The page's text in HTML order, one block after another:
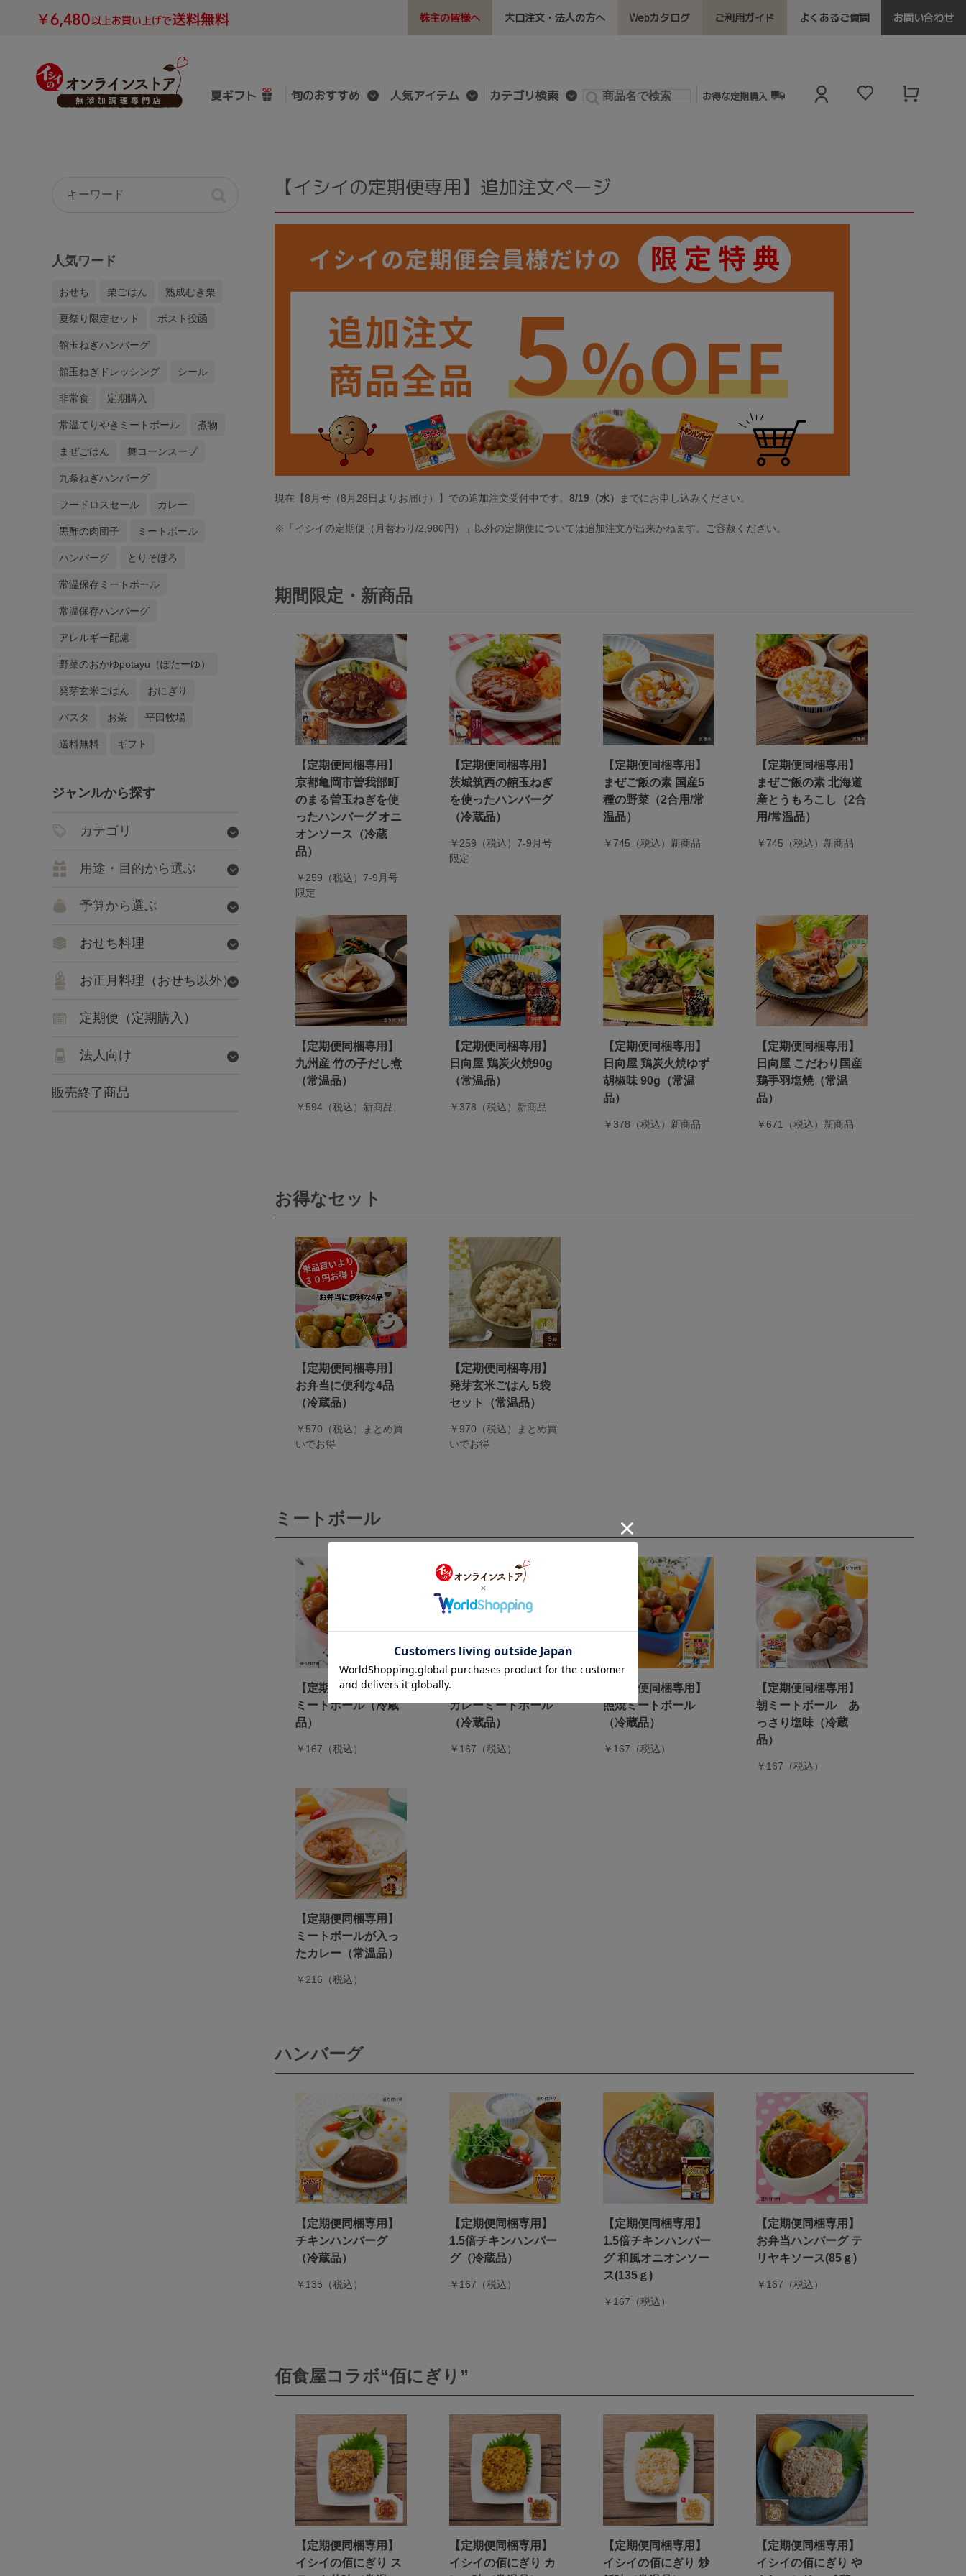
株主の皆様へ 大口注文・法人の方へ Webカタログ ご利用ガイド よくあるご質問 お問い合わせ
夏ギフト 旬のおすすめ 人気アイテム カテゴリ検索 お得な定期購入
人気ワード
おせち 栗ごはん 熟成むき栗
夏祭り限定セット ポスト投函
館玉ねぎハンバーグ
館玉ねぎドレッシング シール
非常食 定期購入
常温てりやきミートボール 煮物
まぜごはん 舞コーンスープ
九条ねぎハンバーグ
フードロスセール カレー
黒酢の肉団子 ミートボール
ハンバーグ とりそぼろ
常温保存ミートボール
常温保存ハンバーグ
アレルギー配慮
野菜のおかゆpotayu（ぽたーゆ）
発芽玄米ごはん おにぎり
パスタ お茶 平田牧場
送料無料 ギフト
ジャンルから探す
カテゴリ
用途・目的から選ぶ
予算から選ぶ
おせち料理
お正月料理（おせち以外）
定期便（定期購入）
法人向け
販売終了商品
【イシイの定期便専用】追加注文ページ
現在【8月号（8月28日よりお届け）】での追加注文受付中です。 8/19（水） までにお申し込みください。
※「イシイの定期便（月替わり/2,980円）」以外の定期便については追加注文が出来かねます。ご容赦ください。
期間限定・新商品
【定期便同梱専用】
京都亀岡市曽我部町
のまる曽玉ねぎを使
ったハンバーグ オニ
オンソース（冷蔵
品）
￥259（税込）7-9月号
限定
【定期便同梱専用】
茨城筑西の館玉ねぎ
を使ったハンバーグ
（冷蔵品）
￥259（税込）7-9月号
限定
【定期便同梱専用】
まぜご飯の素 国産5
種の野菜（2合用/常
温品）
￥745（税込）新商品
【定期便同梱専用】
まぜご飯の素 北海道
産とうもろこし（2合
用/常温品）
￥745（税込）新商品
【定期便同梱専用】
九州産 竹の子だし煮
（常温品）
￥594（税込）新商品
【定期便同梱専用】
日向屋 鶏炭火焼90g
（常温品）
￥378（税込）新商品
【定期便同梱専用】
日向屋 鶏炭火焼ゆず
胡椒味 90g（常温
品）
￥378（税込）新商品
【定期便同梱専用】
日向屋 こだわり国産
鶏手羽塩焼（常温
品）
￥671（税込）新商品
お得なセット
【定期便同梱専用】
お弁当に便利な4品
（冷蔵品）
￥570（税込）まとめ買
いでお得
【定期便同梱専用】
発芽玄米ごはん 5袋
セット（常温品）
￥970（税込）まとめ買
いでお得
ミートボール
【定期便同梱専用】
ミートボール（冷蔵
品）
￥167（税込）
【定期便同梱専用】
カレーミートボール
（冷蔵品）
￥167（税込）
【定期便同梱専用】
照焼ミートボール
（冷蔵品）
￥167（税込）
【定期便同梱専用】
朝ミートボール あ
っさり塩味（冷蔵
品）
￥167（税込）
【定期便同梱専用】
ミートボールが入っ
たカレー（常温品）
￥216（税込）
ハンバーグ
【定期便同梱専用】
チキンハンバーグ
（冷蔵品）
￥135（税込）
【定期便同梱専用】
1.5倍チキンハンバー
グ（冷蔵品）
￥167（税込）
【定期便同梱専用】
1.5倍チキンハンバー
グ 和風オニオンソー
ス(135ｇ)
￥167（税込）
【定期便同梱専用】
お弁当ハンバーグ テ
リヤキソース(85ｇ)
￥167（税込）
佰食屋コラボ“佰にぎり”
【定期便同梱専用】
イシイの佰にぎり ス
【定期便同梱専用】
イシイの佰にぎり カ
【定期便同梱専用】
イシイの佰にぎり 炒
【定期便同梱専用】
イシイの佰にぎり や